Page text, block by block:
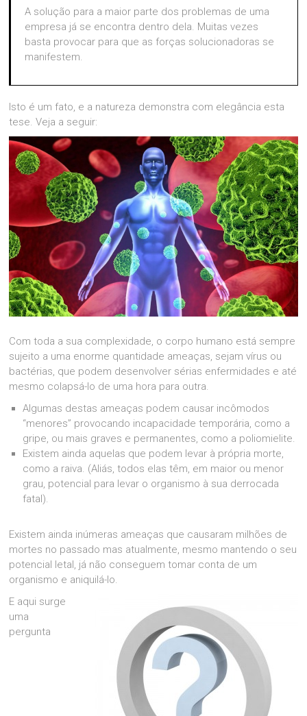
A solução para a maior parte dos problemas de uma
empresa já se encontra dentro dela. Muitas vezes
basta provocar para que as forças solucionadoras se
manifestem.
Isto é um fato, e a natureza demonstra com elegância esta
tese. Veja a seguir:
Com toda a sua complexidade, o corpo humano está sempre
sujeito a uma enorme quantidade ameaças, sejam vírus ou
bactérias, que podem desenvolver sérias enfermidades e até
mesmo colapsá-lo de uma hora para outra.
Algumas destas ameaças podem causar incômodos
“menores” provocando incapacidade temporária, como a
gripe, ou mais graves e permanentes, como a poliomielite.
Existem ainda aquelas que podem levar à própria morte,
como a raiva. (Aliás, todos elas têm, em maior ou menor
grau, potencial para levar o organismo à sua derrocada
fatal).
Existem ainda inúmeras ameaças que causaram milhões de
mortes no passado mas atualmente, mesmo mantendo o seu
potencial letal, já não conseguem tomar conta de um
organismo e aniquilá-lo.
E aqui surge
uma
pergunta